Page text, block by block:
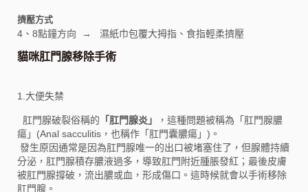
擠壓方式
4、8點鐘方向 → 濕紙巾包覆大拇指、食指輕柔擠壓
貓咪肛門腺移除手術
1.大便失禁
肛門腺破裂俗稱的 「肛門腺炎」
，這種問題被稱為「肛門腺膿
瘍」(Anal sacculitis，也稱作「肛門囊膿瘍」)。
發生原因通常是因為肛門腺唯一的出口被堵塞住了，但腺體持續
分泌，肛門腺積存膿液過多，導致肛門附近腫脹發紅；最後皮膚
被肛門腺撐破，流出膿或血，形成傷口。這時候就會以手術移除
肛門腺。